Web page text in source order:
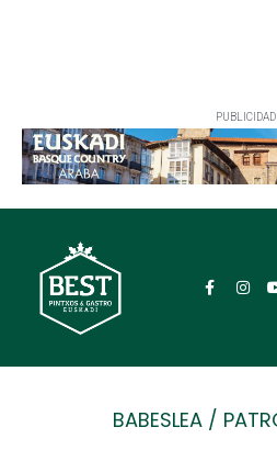
PUBLICIDAD
BABESLEA /